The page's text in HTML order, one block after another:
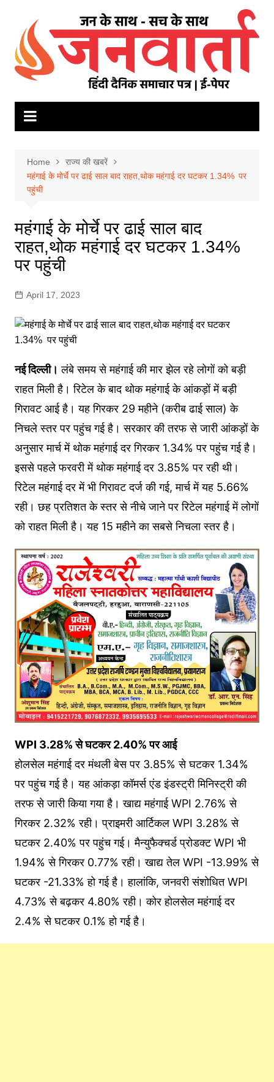
content
Home
राज्य की खबरें
महंगाई के मोर्चे पर ढाई साल बाद राहत,थोक महंगाई दर घटकर 1.34% पर
पहुंची
महंगाई के मोर्चे पर ढाई साल बाद
राहत,थोक महंगाई दर घटकर 1.34%
पर पहुंची
April 17, 2023
नई दिल्ली। लंबे समय से महंगाई की मार झेल रहे लोगों को बड़ी
राहत मिली है। रिटेल के बाद थोक महंगाई के आंकड़ों में बड़ी
गिरावट आई है। यह गिरकर 29 महीने (करीब ढाई साल) के
न‍िचले स्‍तर पर पहुंच गई है। सरकार की तरफ से जारी आंकड़ों के
अनुसार मार्च में थोक महंगाई दर ग‍िरकर 1.34% पर पहुंच गई है।
इससे पहले फरवरी में थोक महंगाई दर 3.85% पर रही थी।
रिटेल महंगाई दर में भी गिरावट दर्ज की गई, मार्च में यह 5.66%
रही। छह प्रत‍िशत के स्‍तर से नीचे जाने पर रिटेल महंगाई में लोगों
को राहत म‍िली है। यह 15 महीने का सबसे निचला स्तर है।
WPI 3.28% से घटकर 2.40% पर आई
होलसेल महंगाई दर मंथली बेस पर 3.85% से घटकर 1.34%
पर पहुंच गई है। यह आंकड़ा कॉमर्स एंड इंडस्ट्री मिनिस्ट्री की
तरफ से जारी क‍िया गया है। खाद्य महंगाई WPI 2.76% से
ग‍िरकर 2.32% रही। प्राइमरी आर्टिकल WPI 3.28% से
घटकर 2.40% पर पहुंच गई। मैन्युफैक्चर्ड प्रोडक्ट WPI भी
1.94% से ग‍िरकर 0.77% रही। खाद्य तेल WPI -13.99% से
घटकर -21.33% हो गई है। हालांकि, जनवरी संशोधित WPI
4.73% से बढ़कर 4.80% रही। कोर होलसेल महंगाई दर
2.4% से घटकर 0.1% हो गई है।